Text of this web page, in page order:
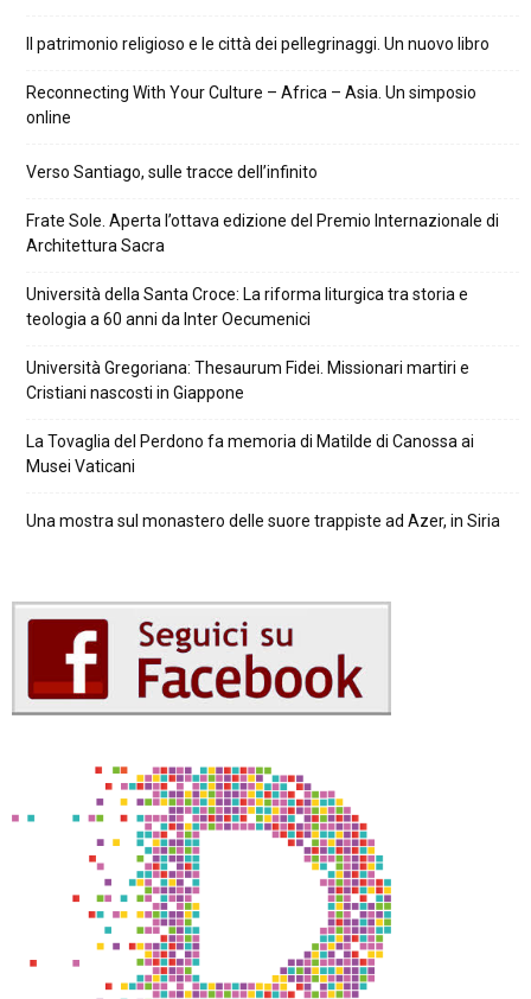
Il patrimonio religioso e le città dei pellegrinaggi. Un nuovo libro
Reconnecting With Your Culture – Africa – Asia. Un simposio
online
Verso Santiago, sulle tracce dell’infinito
Frate Sole. Aperta l’ottava edizione del Premio Internazionale di
Architettura Sacra
Università della Santa Croce: La riforma liturgica tra storia e
teologia a 60 anni da Inter Oecumenici
Università Gregoriana: Thesaurum Fidei. Missionari martiri e
Cristiani nascosti in Giappone
La Tovaglia del Perdono fa memoria di Matilde di Canossa ai
Musei Vaticani
Una mostra sul monastero delle suore trappiste ad Azer, in Siria